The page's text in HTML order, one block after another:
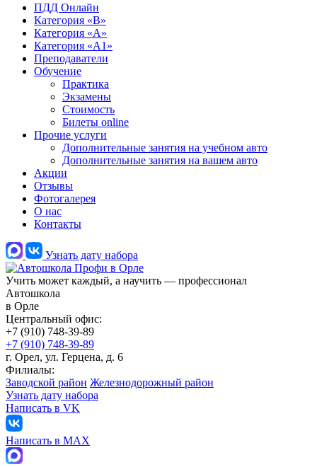
ПДД Онлайн
Категория «B»
Категория «A»
Категория «А1»
Преподаватели
Обучение
Практика
Экзамены
Стоимость
Билеты online
Прочие услуги
Дополнительные занятия на учебном авто
Дополнительные занятия на вашем авто
Акции
Отзывы
Фотогалерея
О нас
Контакты
Узнать дату набора
Учить может каждый, а научить — профессионал
Автошкола
в Орле
Центральный офис:
+7 (910) 748-39-89
+7 (910) 748-39-89
г. Орел, ул. Герцена, д. 6
Филиалы:
Заводской район Железнодорожный район
Узнать дату набора
Написать в VK
Написать в МАХ